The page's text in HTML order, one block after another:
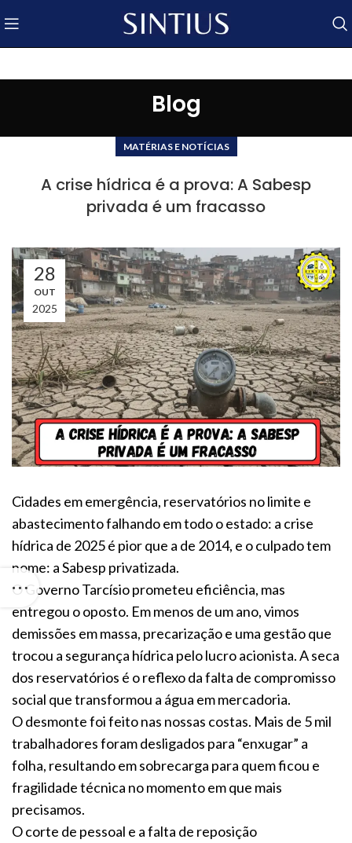
Blog
MATÉRIAS E NOTÍCIAS
A crise hídrica é a prova: A Sabesp
privada é um fracasso
28
OUT
2025
Cidades em emergência, reservatórios no limite e
abastecimento falhando em todo o estado: a crise
hídrica de 2025 é pior que a de 2014, e o culpado tem
nome: a Sabesp privatizada.
O Governo Tarcísio prometeu eficiência, mas
entregou o oposto. Em menos de um ano, vimos
demissões em massa, precarização e uma gestão que
trocou a segurança hídrica pelo lucro acionista. A seca
dos reservatórios é o reflexo da falta de compromisso
social que transformou a água em mercadoria.
O desmonte foi feito nas nossas costas. Mais de 5 mil
trabalhadores foram desligados para “enxugar” a
folha, resultando em sobrecarga para quem ficou e
fragilidade técnica no momento em que mais
precisamos.
O corte de pessoal e a falta de reposição